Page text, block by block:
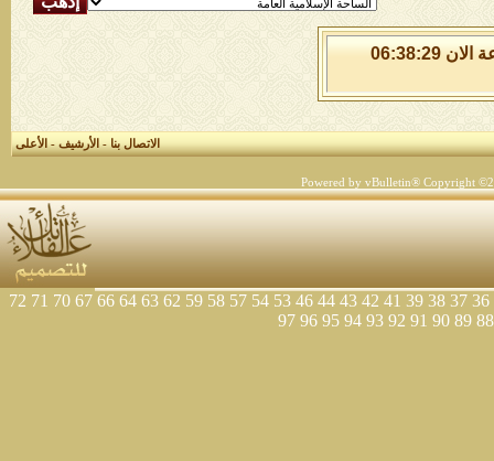
السبت 8 من اغسطس 2026 , الساعة الان 06:38:29
الاتصال بنا-الأرشيف-الأعلى
Powered by vBulletin® Copyright
36
37
38
39
41
42
43
44
46
53
54
57
58
59
62
63
64
66
67
70
71
72
88
89
90
91
92
93
94
95
96
97